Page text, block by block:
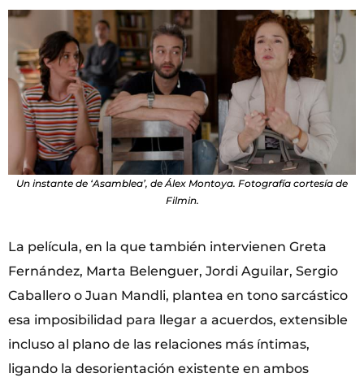
Un instante de ‘Asamblea’, de Álex Montoya. Fotografía cortesía de
Filmin.
La película, en la que también intervienen Greta
Fernández, Marta Belenguer, Jordi Aguilar, Sergio
Caballero o Juan Mandli, plantea en tono sarcástico
esa imposibilidad para llegar a acuerdos, extensible
incluso al plano de las relaciones más íntimas,
ligando la desorientación existente en ambos